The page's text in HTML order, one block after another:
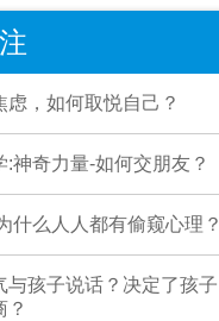
虑，如何取悦自己？
:神奇力量-如何交朋友？
什么人人都有偷窥心理？
与孩子说话？决定了孩子
？